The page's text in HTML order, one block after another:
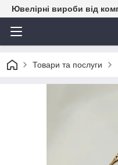
Ювелірні вироби від
Товари та послуги